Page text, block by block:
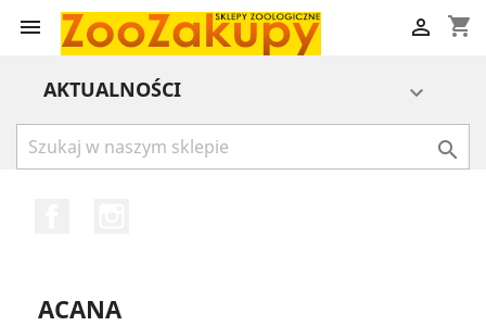
 shopping_cart

AKTUALNOŚCI 

ACANA